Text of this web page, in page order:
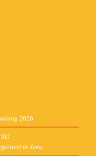
2026
in Jena